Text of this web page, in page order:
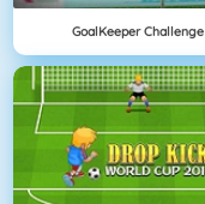
GoalKeeper Challenge